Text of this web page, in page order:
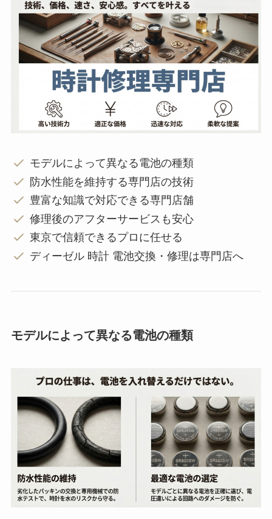
モデルによって異なる電池の種類
防水性能を維持する専門店の技術
豊富な知識で対応できる専門店舗
修理後のアフターサービスも安心
東京で信頼できるプロに任せる
ディーゼル 時計 電池交換・修理は専門店へ
モデルによって異なる電池の種類